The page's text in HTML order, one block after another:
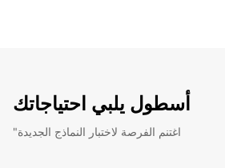
أسطول يلبي احتياجاتك
"اغتنم الفرصة لاختبار النماذج الجديدة